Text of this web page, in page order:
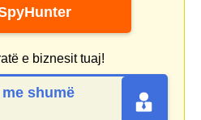
e biznesit tuaj!
shumë